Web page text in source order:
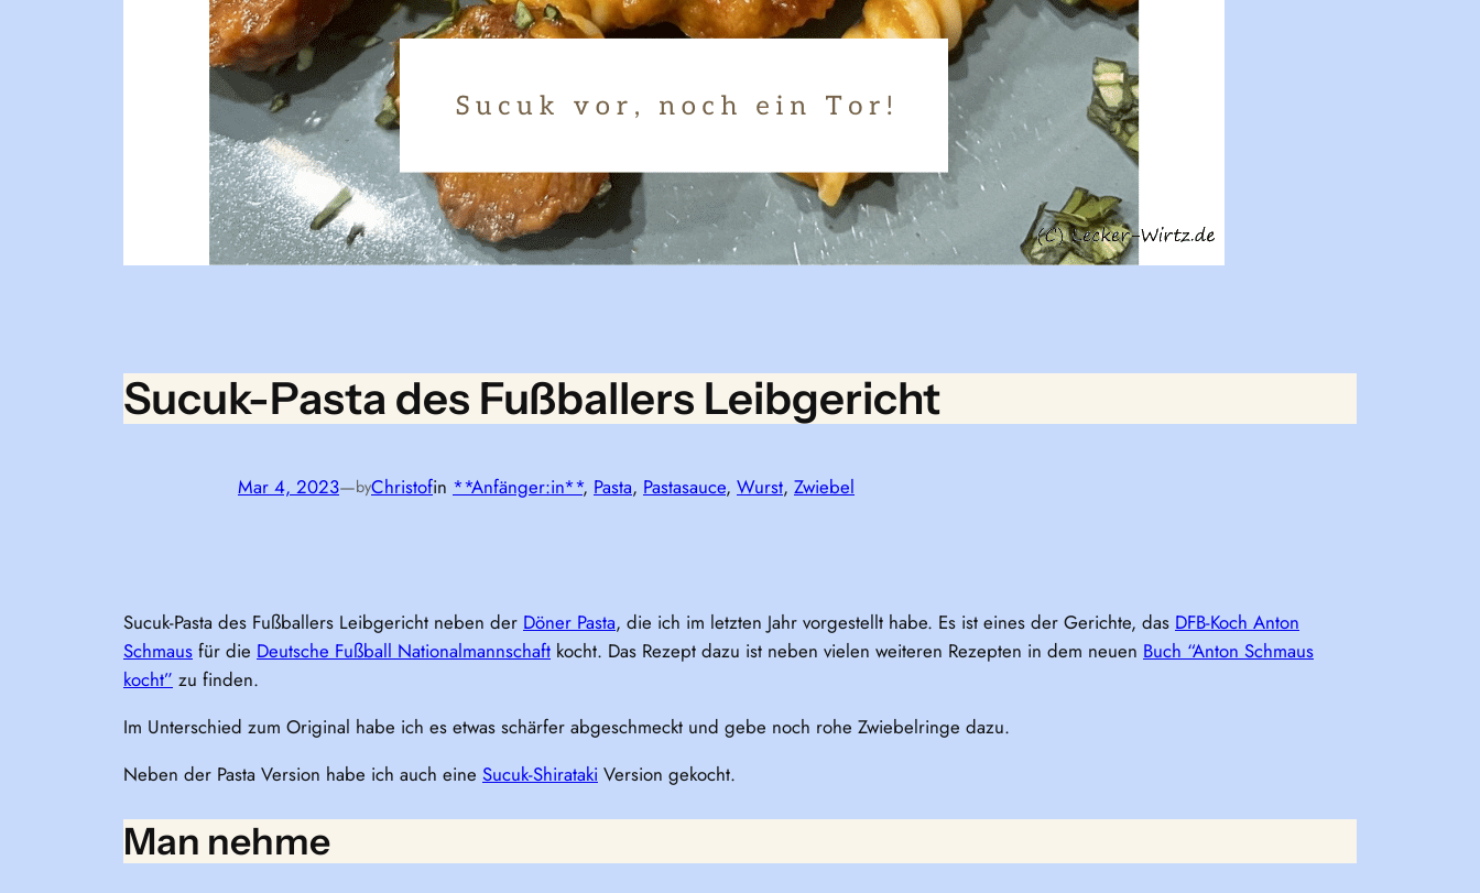
Sucuk-Pasta des Fußballers Leibgericht
Mar 4, 2023—byChristofin **Anfänger:in**, Pasta, Pastasauce, Wurst, Zwiebel
Sucuk-Pasta des Fußballers Leibgericht neben der Döner Pasta, die ich im letzten Jahr vorgestellt habe. Es ist eines der Gerichte, das DFB-Koch Anton
Schmaus für die Deutsche Fußball Nationalmannschaft kocht. Das Rezept dazu ist neben vielen weiteren Rezepten in dem neuen Buch “Anton Schmaus
kocht” zu finden.
Im Unterschied zum Original habe ich es etwas schärfer abgeschmeckt und gebe noch rohe Zwiebelringe dazu.
Neben der Pasta Version habe ich auch eine Sucuk-Shirataki Version gekocht.
Man nehme